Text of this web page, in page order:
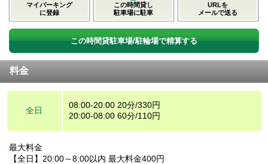
マイパーキング
に登録
この時間貸し
駐車場に駐車
URLを
メールで送る
この時間貸駐車場/駐輪場で精算する
料金
全日
08:00-20:00 20分/330円
20:00-08:00 60分/110円
最大料金
【全日】20:00～8:00以内 最大料金400円